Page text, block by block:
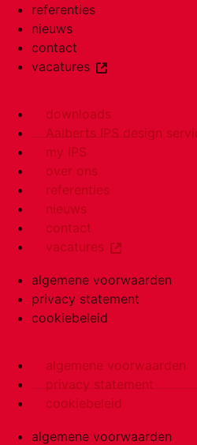
referenties
nieuws
contact
vacatures
downloads
Aalberts IPS design
my IPS
over ons
referenties
nieuws
contact
vacatures
algemene voorwaarden
privacy statement
cookiebeleid
algemene voorwaarden
privacy statement
cookiebeleid
algemene voorwaarden